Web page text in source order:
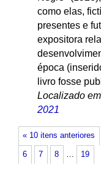
como elas,
presentes e
expositora
época
livro fosse
Localizado em
2021
« 10 itens anteriores
6 7 8 … 19